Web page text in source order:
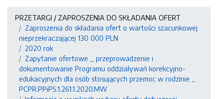
PRZETARGI / ZAPROSZENIA DO SKŁADANIA OFERT
Zaproszenia do składania ofert o wartości szacunkowej
nieprzekraczającej 130 000 PLN
2020 rok
Zapytanie ofertowe _ przeprowadzenie i
dokumentowanie Programu oddziaływań korekcyjno-
edukacyjnych dla osób stosujących przemoc w rodzinie _
PCPR.PPiPS.1.261.1.2020.MW